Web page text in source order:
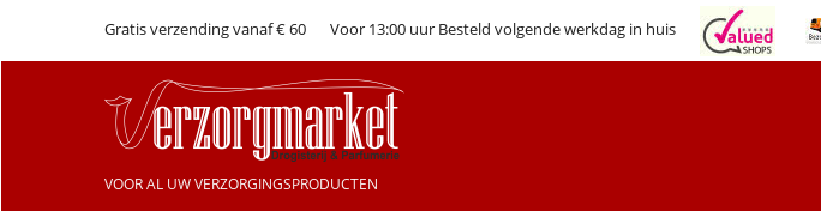
Gratis verzending vanaf € 60 Voor 13:00 uur Besteld volgende werkdag in huis
VOOR AL UW VERZORGINGSPRODUCTEN